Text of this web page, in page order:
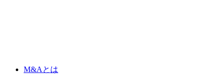
M&Aとは